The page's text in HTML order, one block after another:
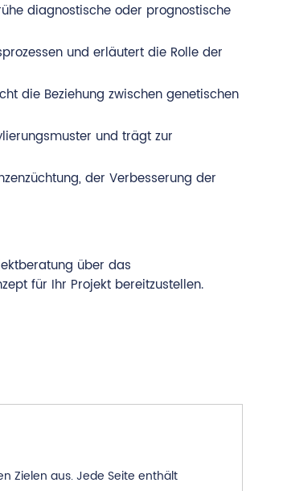
diagnostische oder prognostische
und erläutert die Rolle der
die Beziehung zwischen genetischen
und trägt zur
der Verbesserung der
über das
für Ihr Projekt bereitzustellen.
Zielen aus. Jede Seite enthält